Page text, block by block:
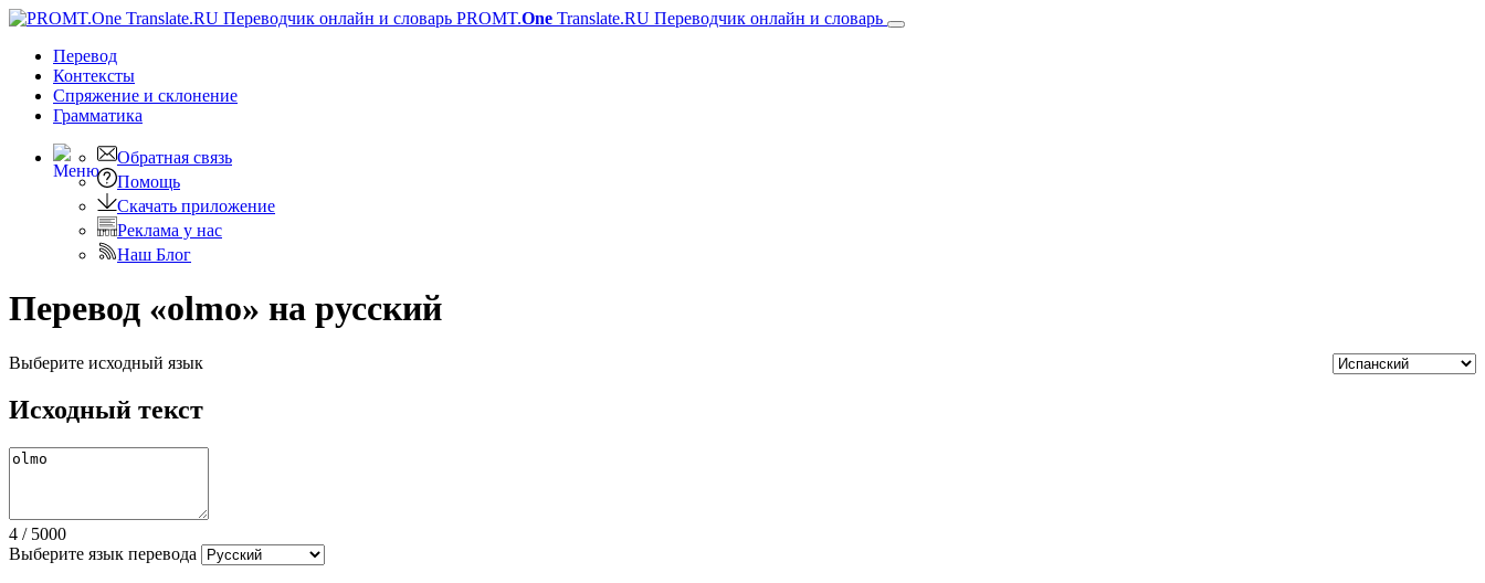
PROMT.One Translate.RU Переводчик онлайн и словарь
Перевод
Контексты
Спряжение и склонение
Грамматика
Обратная связь
Помощь
Скачать приложение
Реклама у нас
Наш Блог
Перевод «olmo» на русский
Выберите исходный язык
Исходный текст
4 / 5000
Выберите язык перевода